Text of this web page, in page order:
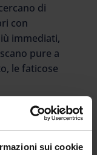
sui cookie
di
con
immediati,
pure a
le faticose
Bignami
i social
alternativi